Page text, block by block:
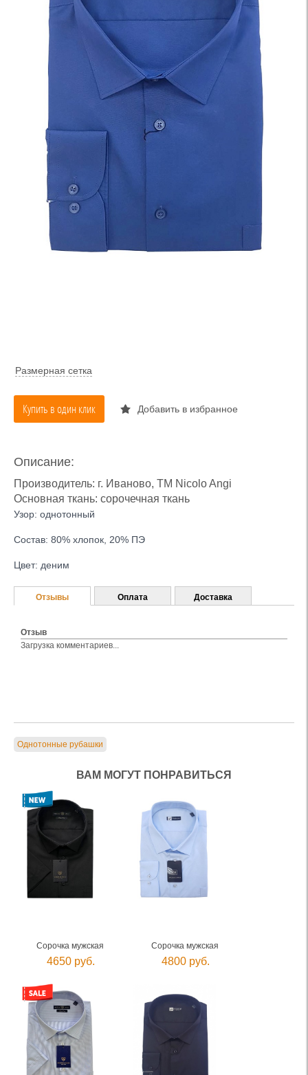
Размерная сетка
Купить в один клик Добавить в избранное
Описание:
Производитель: г. Иваново, ТМ Nicolo Angi
Основная ткань: сорочечная ткань
Узор: однотонный
Состав: 80% хлопок, 20% ПЭ
Цвет: деним
Отзывы
Отзыв
Загрузка комментариев...
Оплата Доставка
Однотонные рубашки
ВАМ МОГУТ ПОНРАВИТЬСЯ
Сорочка мужская
4650 руб.
Сорочка мужская
4800 руб.